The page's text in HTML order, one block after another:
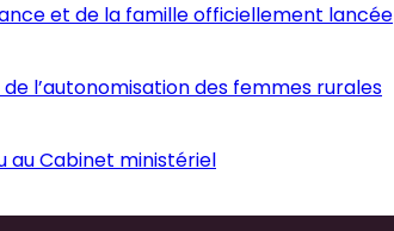
et de la famille officiellement lancée
l’autonomisation des femmes rurales
au Cabinet ministériel